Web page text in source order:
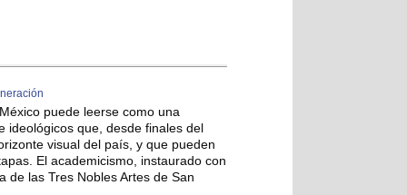
puede leerse como una
ideológicos que, desde finales del
visual del país, y que pueden
El academicismo, instaurado con
de las Tres Nobles Artes de San